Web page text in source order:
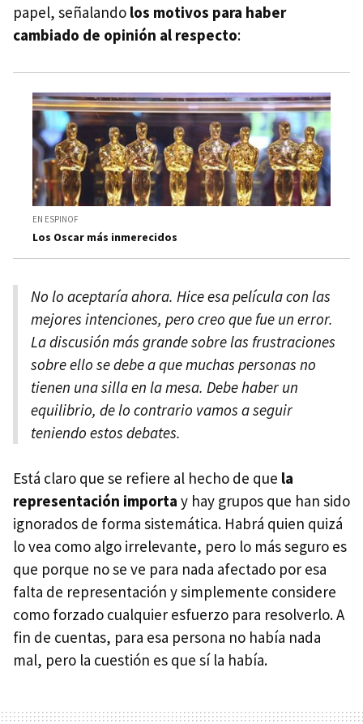
papel, señalando los motivos para haber
cambiado de opinión al respecto:
EN ESPINOF
Los Oscar más inmerecidos
No lo aceptaría ahora. Hice esa película con las
mejores intenciones, pero creo que fue un error.
La discusión más grande sobre las frustraciones
sobre ello se debe a que muchas personas no
tienen una silla en la mesa. Debe haber un
equilibrio, de lo contrario vamos a seguir
teniendo estos debates.
Está claro que se refiere al hecho de que la
representación importa y hay grupos que han sido
ignorados de forma sistemática. Habrá quien quizá
lo vea como algo irrelevante, pero lo más seguro es
que porque no se ve para nada afectado por esa
falta de representación y simplemente considere
como forzado cualquier esfuerzo para resolverlo. A
fin de cuentas, para esa persona no había nada
mal, pero la cuestión es que sí la había.